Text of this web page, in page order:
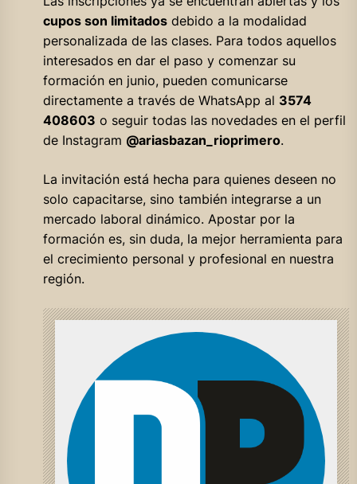
cupos son limitadosdebido a la modalidad
personalizada de las clases. Para todos aquellos
interesados en dar el paso y comenzar su
formación en junio, pueden comunicarse
directamente a través de WhatsApp al 3574
408603 o seguir todas las novedades en el perfil
de Instagram @ariasbazan_rioprimero.
La invitación está hecha para quienes deseen no
solo capacitarse, sino también integrarse a un
mercado laboral dinámico. Apostar por la
formación es, sin duda, la mejor herramienta para
el crecimiento personal y profesional en nuestra
región.